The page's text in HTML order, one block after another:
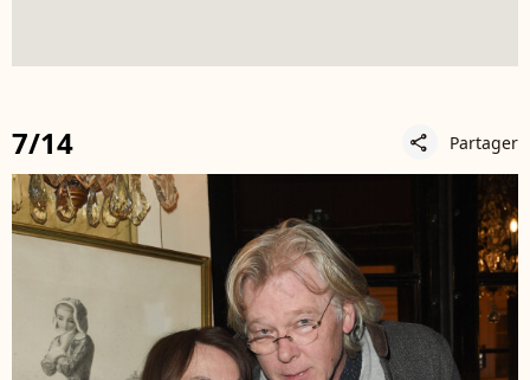
7/14 share Partager